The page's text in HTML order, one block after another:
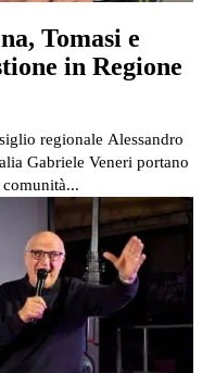
Tomasi e
in Regione
regionale Alessandro
Gabriele Veneri portano